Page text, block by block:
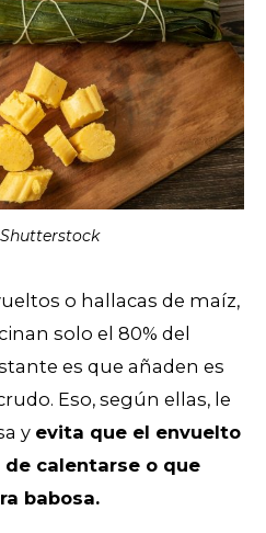
o hallacas de maíz,
solo el 80% del
es que añaden es
Eso, según ellas, le
y evita que el envuelto
de calentarse o que
babosa.